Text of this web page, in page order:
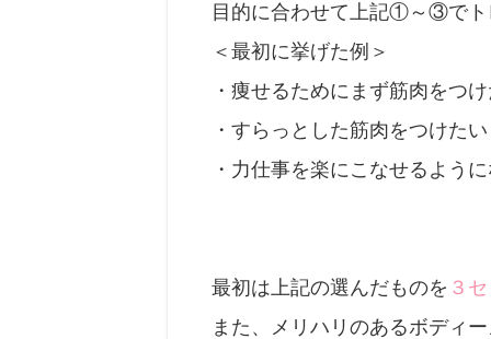
目的に合わせて上記①～③でト
＜最初に挙げた例＞
・痩せるためにまず筋肉をつ
・すらっとした筋肉をつけた
・力仕事を楽にこなせるよう
最初は上記の選んだものを ３
また、 メリハリのあるボディ